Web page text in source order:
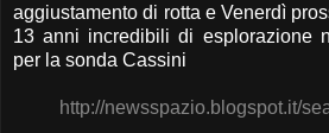
aggiustamento di rotta e Venerdì
13 anni incredibili di esplorazione
per la sonda Cassini
http://newsspazio.blogspot.it/